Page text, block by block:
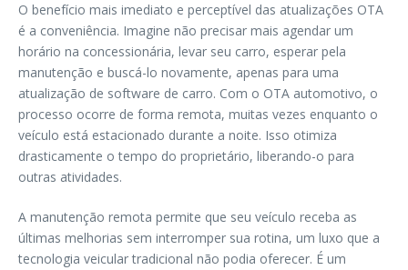
O benefício mais imediato e perceptível das atualizações OTA
é a conveniência. Imagine não precisar mais agendar um
horário na concessionária, levar seu carro, esperar pela
manutenção e buscá-lo novamente, apenas para uma
atualização de software de carro. Com o OTA automotivo, o
processo ocorre de forma remota, muitas vezes enquanto o
veículo está estacionado durante a noite. Isso otimiza
drasticamente o tempo do proprietário, liberando-o para
outras atividades.
A manutenção remota permite que seu veículo receba as
últimas melhorias sem interromper sua rotina, um luxo que a
tecnologia veicular tradicional não podia oferecer. É um